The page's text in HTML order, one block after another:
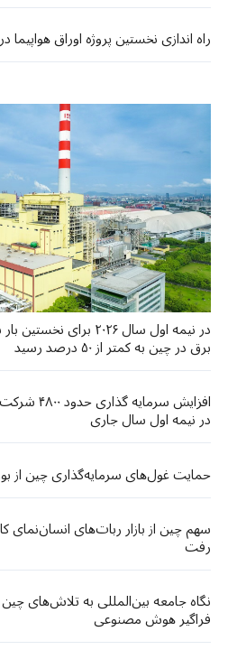
راه اندازی نخستین پروژه اوراق هواپیما
در نیمه اول سال ۲۰۲۶
برق در چین به کمتر از ۵۰ درصد رسید
افزایش
در نیمه اول سال جاری
حمایت غول‌های سرمایه‌گذاری چین از
سهم چین از بازار ربات‌های انسان‌نمای
رفت
نگاه جامعه بین‌المللی به تلاش‌های
فراگیر هوش مصنوعی